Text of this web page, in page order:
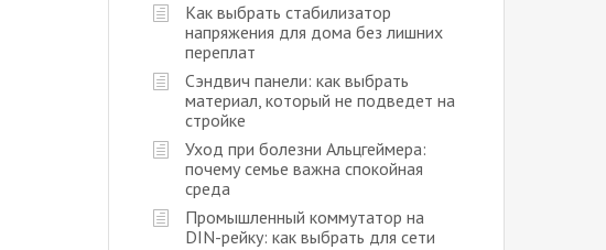
Как выбрать стабилизатор
напряжения для дома без лишних
переплат
Сэндвич панели: как выбрать
материал, который не подведет на
стройке
Уход при болезни Альцгеймера:
почему семье важна спокойная
среда
Промышленный коммутатор на
DIN-рейку: как выбрать для сети